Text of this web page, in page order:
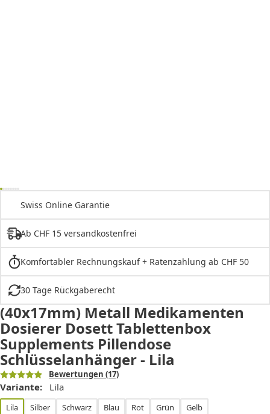
Swiss Online Garantie
Ab CHF 15 versandkostenfrei
Komfortabler Rechnungskauf + Ratenzahlung ab CHF 50
30 Tage Rückgaberecht
(40x17mm) Metall Medikamenten
Dosierer Dosett Tablettenbox
Supplements Pillendose
Schlüsselanhänger - Lila
Bewertungen (17)
Variante: Lila
Lila Silber Schwarz Blau Rot Grün Gelb